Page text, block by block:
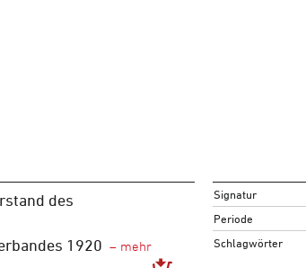
des
1920
Signatur
Periode
Schlagwörter